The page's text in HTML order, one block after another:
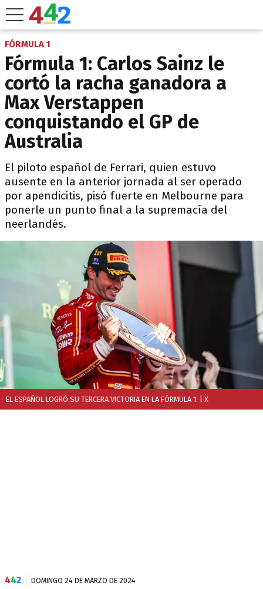
FÓRMULA 1
Fórmula 1: Carlos Sainz le
cortó la racha ganadora a
Max Verstappen
conquistando el GP de
Australia
El piloto español de Ferrari, quien estuvo
ausente en la anterior jornada al ser operado
por apendicitis, pisó fuerte en Melbourne para
ponerle un punto final a la supremacía del
neerlandés.
EL ESPAÑOL LOGRÓ SU TERCERA VICTORIA EN LA FÓRMULA 1. | X
442 DOMINGO 24 DE MARZO DE 2024